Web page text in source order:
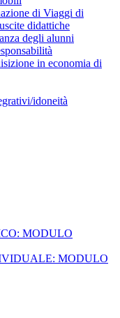
di Viaggi di
didattiche
degli alunni
in economia di
idoneità
MODULO
MODULO